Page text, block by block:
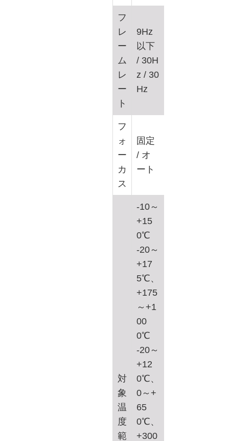
フ
レ
ー
ム
レ
ー
ト
9Hz
以下
/ 30H
z / 30
Hz
フ
ォ
ー
カ
ス
固定
/ オ
ート
対
象
温
度
範
-10～
+15
0℃
-20～
+17
5℃、
+175
～+1
00
0℃
-20～
+12
0℃、
0～+
65
0℃、
+300